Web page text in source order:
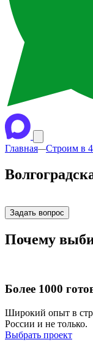
Главная—Строим в
Задать вопрос
Почему
Более 1000
Широкий опыт в
России и не только.
Выбрать проект